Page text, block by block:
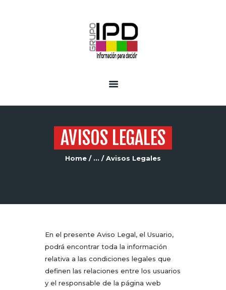
AVISOS LEGALES
Home ... Avisos Legales
En el presente Aviso Legal, el Usuario,
podrá encontrar toda la información
relativa a las condiciones legales que
definen las relaciones entre los usuarios
y el responsable de la página web